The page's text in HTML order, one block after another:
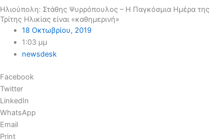
Ηλιούπολη: Στάθης Ψυρρόπουλος – Η Παγκόσμια Ημέρα της
Τρίτης Ηλικίας είναι «καθημερινή»
18 Οκτωβρίου, 2019
1:03 μμ
newsdesk
Facebook
Twitter
LinkedIn
WhatsApp
Email
Print